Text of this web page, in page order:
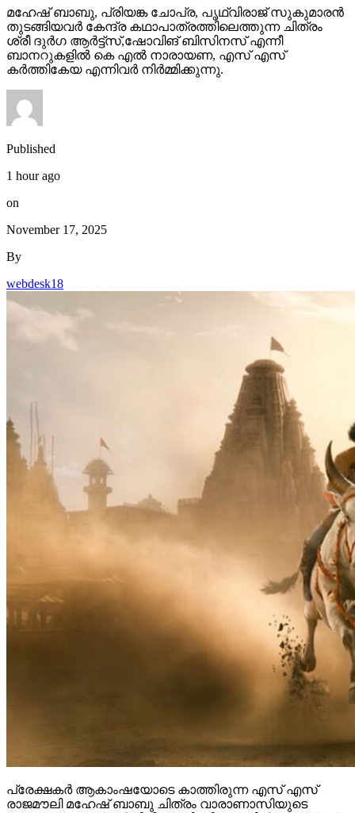
മഹേഷ് ബാബു, പ്രിയങ്ക ചോപ്ര, പൃഥ്വിരാജ് സുകുമാരൻ
തുടങ്ങിയവർ കേന്ദ്ര കഥാപാത്രത്തിലെത്തുന്ന ചിത്രം
ശ്രീ ദുർഗ ആർട്ട്സ്,ഷോവിങ് ബിസിനസ് എന്നീ
ബാനറുകളിൽ കെ എൽ നാരായണ, എസ് എസ്
കർത്തികേയ എന്നിവർ നിർമ്മിക്കുന്നു.
Published
1 hour ago
on
November 17, 2025
By
webdesk18
പ്രേക്ഷകർ ആകാംഷയോടെ കാത്തിരുന്ന എസ് എസ്
രാജമൗലി മഹേഷ് ബാബു ചിത്രം വാരാണാസിയുടെ